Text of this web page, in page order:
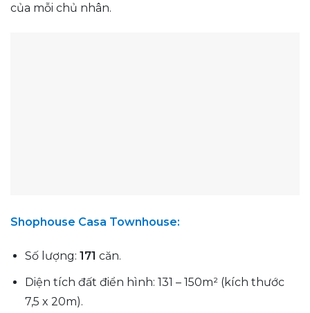
của mỗi chủ nhân.
Shophouse Casa Townhouse:
Số lượng: 171 căn.
Diện tích đất điển hình: 131 – 150m² (kích thước
7,5 x 20m).